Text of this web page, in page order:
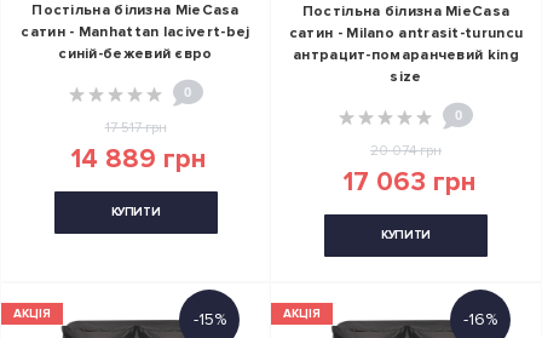
Постільна білизна MieCasa
сатин - Manhattan lacivert-bej
синій-бежевий євро
0
17 517 грн
14 889 грн
КУПИТИ
Постільна білизна MieCasa
сатин - Milano antrasit-turuncu
антрацит-помаранчевий king
size
0
20 074 грн
17 063 грн
КУПИТИ
АКЦІЯ -15% АКЦІЯ -16%